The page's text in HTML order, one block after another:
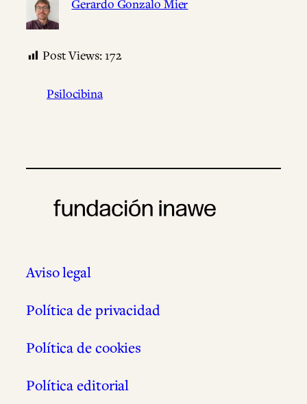
Gerardo Gonzalo Mier
Post Views: 172
Psilocibina
Aviso legal
Política de privacidad
Política de cookies
Política editorial